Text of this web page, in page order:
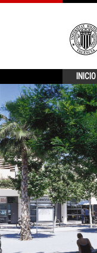
INICIO